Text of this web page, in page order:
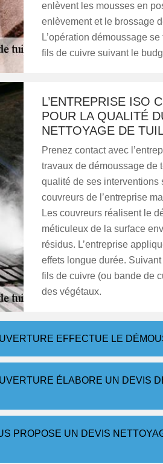
enlèvent les mousses en
enlèvement et le brossage
L’opération démoussage
fils de cuivre suivant le
L’ENTREPRISE ISO
POUR LA QUALITÉ
NETTOYAGE DE
Prenez contact avec
travaux de démoussage de
qualité de ses interventions
couvreurs de l’entreprise
Les couvreurs réalisent le
méticuleux de la surface
résidus. L’entreprise
effets longue durée.
fils de cuivre (ou bande de
des végétaux.
EFFECTUE LE
ÉLABORE UN DEVIS
PROPOSE UN DEVIS